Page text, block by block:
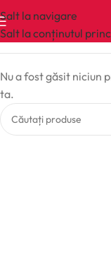
Salt la navigare
Salt la conținutul
Nu a fost găsit niciun
ta.